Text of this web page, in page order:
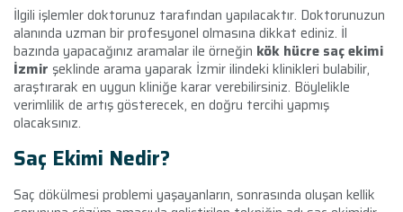
İlgili işlemler doktorunuz tarafından yapılacaktır. Doktorunuzun
alanında uzman bir profesyonel olmasına dikkat ediniz. İl
bazında yapacağınız aramalar ile örneğin kök hücre saç ekimi
İzmir şeklinde arama yaparak İzmir ilindeki klinikleri bulabilir,
araştırarak en uygun kliniğe karar verebilirsiniz. Böylelikle
verimlilik de artış gösterecek, en doğru tercihi yapmış
olacaksınız.
Saç Ekimi Nedir?
Saç dökülmesi problemi yaşayanların, sonrasında oluşan kellik